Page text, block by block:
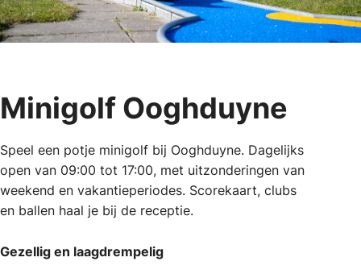
Minigolf Ooghduyne
Speel een potje minigolf bij Ooghduyne. Dagelijks
open van 09:00 tot 17:00, met uitzonderingen van
weekend en vakantieperiodes. Scorekaart, clubs
en ballen haal je bij de receptie.
Gezellig en laagdrempelig